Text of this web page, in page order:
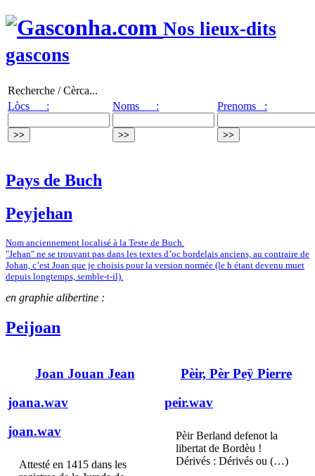
Nos lieux-dits
gascons
Recherche / Cèrca...
Lòcs :
Noms : Prenoms :
Pays de Buch
Peyjehan
Nom anciennement localisé à la Teste de Buch.
"Jehan" ne se trouvant pas dans les textes d’oc bordelais anciens, au contraire de
Johan, c’est Joan que je choisis pour la version normée (le h étant devenu muet
depuis longtemps, semble-t-il).
en graphie alibertine :
Peijoan
Joan Jouan Jean
joana.wav
joan.wav
Attesté en 1415 dans les
Pèir, Pèr Peÿ Pierre
peir.wav
Pèir Berland defenot la
libertat de Bordèu !
Dérivés : Dérivés ou (…)